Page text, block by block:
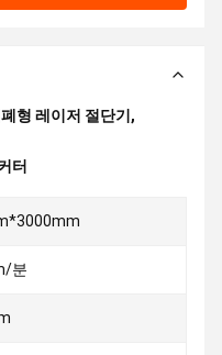
형 레이저 절단기 ,
터
분